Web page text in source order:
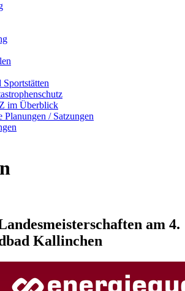
im Überblick
Planungen / Satzungen
am 4.
Kallinchen